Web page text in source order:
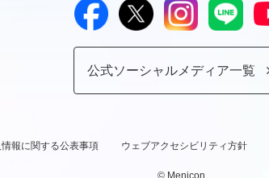
公式ソーシャルメディア一覧
報に関する公表事項 ウェブアクセシビリティ方針
© Menicon